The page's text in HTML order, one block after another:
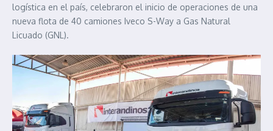
logística en el país, celebraron el inicio de operaciones de una
nueva flota de 40 camiones Iveco S-Way a Gas Natural
Licuado (GNL).